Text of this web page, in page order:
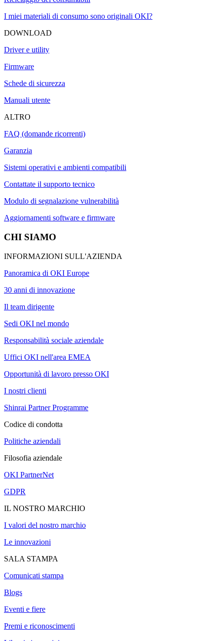
I miei materiali di consumo sono originali OKI?
DOWNLOAD
Driver e utility
Firmware
Schede di sicurezza
Manuali utente
ALTRO
FAQ (domande ricorrenti)
Garanzia
Sistemi operativi e ambienti compatibili
Contattate il supporto tecnico
Modulo di segnalazione vulnerabilità
Aggiornamenti software e firmware
CHI SIAMO
INFORMAZIONI SULL'AZIENDA
Panoramica di OKI Europe
30 anni di innovazione
Il team dirigente
Sedi OKI nel mondo
Responsabilità sociale aziendale
Uffici OKI nell'area EMEA
Opportunità di lavoro presso OKI
I nostri clienti
Shinrai Partner Programme
Codice di condotta
Politiche aziendali
Filosofia aziendale
OKI PartnerNet
GDPR
IL NOSTRO MARCHIO
I valori del nostro marchio
Le innovazioni
SALA STAMPA
Comunicati stampa
Blogs
Eventi e fiere
Premi e riconoscimenti